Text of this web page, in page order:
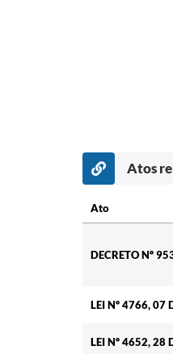
Atos
Ato
DECRETO Nº
LEI Nº 4766, 07
LEI Nº 4652, 28